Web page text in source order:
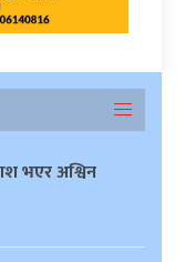
भएर अश्विन